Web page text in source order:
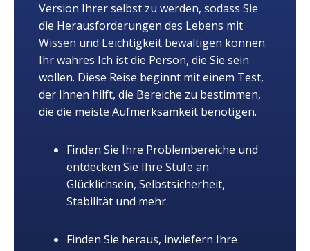
Version Ihrer selbst zu werden, sodass Sie
die Herausforderungen des Lebens mit
Wissen und Leichtigkeit bewältigen können.
Ihr wahres Ich ist die Person, die Sie sein
wollen. Diese Reise beginnt mit einem Test,
der Ihnen hilft, die Bereiche zu bestimmen,
die die meiste Aufmerksamkeit benötigen.
Finden Sie Ihre Problembereiche und
entdecken Sie Ihre Stufe an
Glücklichsein, Selbstsicherheit,
Stabilität und mehr.
Finden Sie heraus, inwiefern Ihre